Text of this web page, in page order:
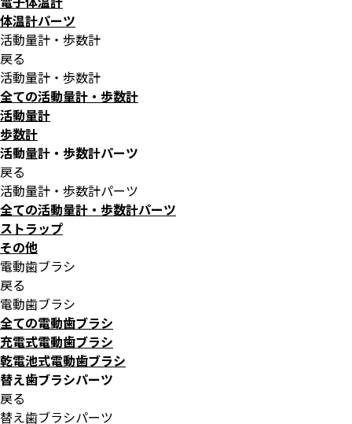
体温計パーツ
活動量計・歩数計
戻る
活動量計・歩数計
全ての活動量計・歩数計
活動量計
歩数計
活動量計・歩数計パーツ
戻る
活動量計・歩数計パーツ
全ての活動量計・歩数計パーツ
ストラップ
その他
電動歯ブラシ
戻る
電動歯ブラシ
全ての電動歯ブラシ
充電式電動歯ブラシ
乾電池式電動歯ブラシ
替え歯ブラシパーツ
戻る
替え歯ブラシパーツ